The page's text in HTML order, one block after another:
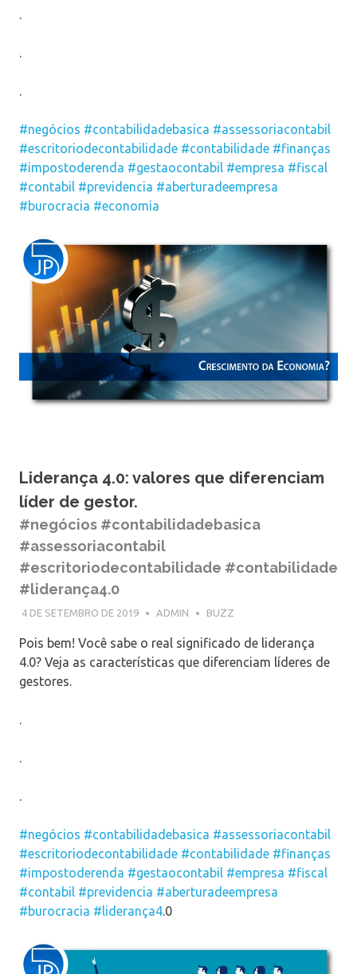
.
.
.
#negócios #contabilidadebasica #assessoriacontabil
#escritoriodecontabilidade #contabilidade #finanças
#impostoderenda #gestaocontabil #empresa #fiscal
#contabil #previdencia #aberturadeempresa
#burocracia #economia
Liderança 4.0: valores que diferenciam
líder de gestor.
#negócios #contabilidadebasica
#assessoriacontabil
#escritoriodecontabilidade #contabilidade
#liderança4.0
4 DE SETEMBRO DE 2019 ADMIN BUZZ
Pois bem! Você sabe o real significado de liderança
4.0? Veja as características que diferenciam líderes de
gestores.
.
.
.
#negócios #contabilidadebasica #assessoriacontabil
#escritoriodecontabilidade #contabilidade #finanças
#impostoderenda #gestaocontabil #empresa #fiscal
#contabil #previdencia #aberturadeempresa
#burocracia #liderança4.0